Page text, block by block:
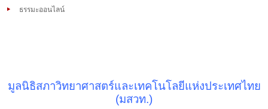
ธรรมะออนไลน์
มูลนิธิสภาวิทยาศาสตร์และเทคโนโลยีแห่งประเทศไทย
(มสวท.)